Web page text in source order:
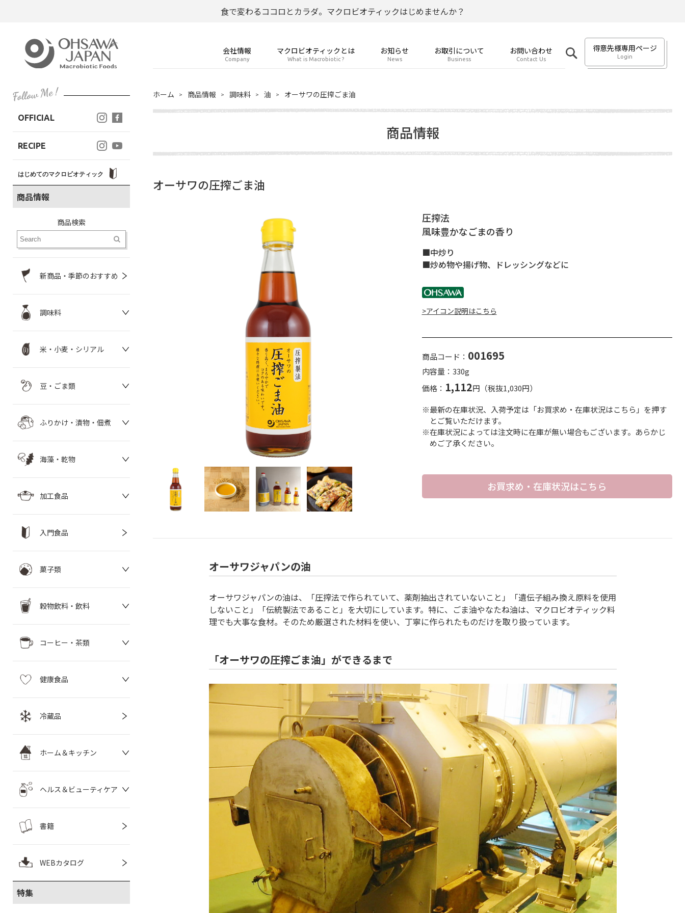
食で変わるココロとカラダ。マクロビオティックはじめませんか？
会社情報
Company
マクロビオティックとは
What is Macrobiotic ?
お知らせ
News
お取引について
Business
お問い合わせ
Contact Us
得意先様専用ページ
Login
OFFICIAL
RECIPE
はじめてのマクロビオティック
商品情報
商品検索
新商品・季節のおすすめ
調味料
米・小麦・シリアル
豆・ごま類
ふりかけ・漬物・佃煮
海藻・乾物
加工食品
入門食品
菓子類
穀物飲料・飲料
コーヒー・茶類
健康食品
冷蔵品
ホーム＆キッチン
ヘルス＆ビューティケア
書籍
WEBカタログ
特集
ホーム 商品情報 調味料 油 オーサワの圧搾ごま油
商品情報
オーサワの圧搾ごま油
圧搾法
風味豊かなごまの香り
■中炒り
■炒め物や揚げ物、ドレッシングなどに
>アイコン説明はこちら
商品コード： 001695
内容量：330g
価格： 1,112円（税抜1,030円）
※最新の在庫状況、入荷予定は「お買求め・在庫状況はこちら」を押す
とご覧いただけます。
※在庫状況によっては注文時に在庫が無い場合もございます。あらかじ
めご了承ください。
お買求め・在庫状況はこちら
オーサワジャパンの油
オーサワジャパンの油は、「圧搾法で作られていて、薬剤抽出されていないこと」「遺伝子組み換え原料を使用
しないこと」「伝統製法であること」を大切にしています。特に、ごま油やなたね油は、マクロビオティック料
理でも大事な食材。そのため厳選された材料を使い、丁寧に作られたものだけを取り扱っています。
「オーサワの圧搾ごま油」ができるまで